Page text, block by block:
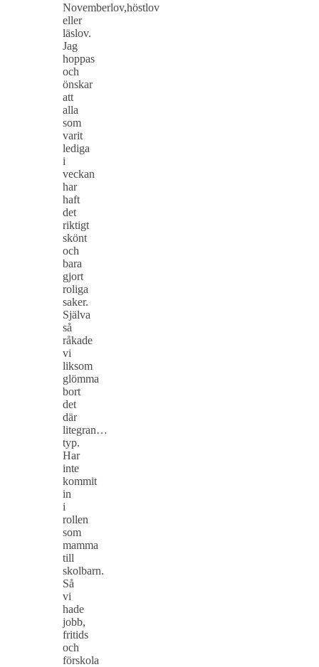
Novemberlov,höstlov
eller
läslov.
Jag
hoppas
och
önskar
att
alla
som
varit
lediga
i
veckan
har
haft
det
riktigt
skönt
och
bara
gjort
roliga
saker.
Själva
så
råkade
vi
liksom
glömma
bort
det
där
litegran…
typ.
Har
inte
kommit
in
i
rollen
som
mamma
till
skolbarn.
Så
vi
hade
jobb,
fritids
och
förskola